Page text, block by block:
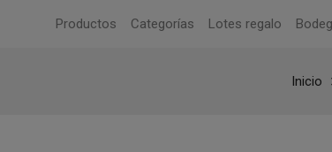
Productos Categorías Lotes regalo
Inicio